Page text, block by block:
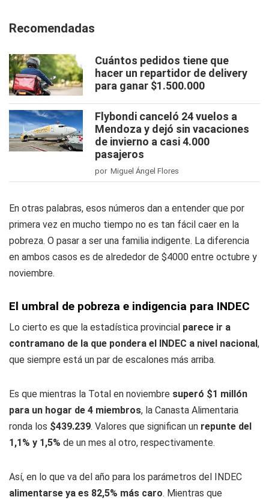
Recomendadas
Cuántos pedidos tiene que
hacer un repartidor de delivery
para ganar $1.500.000
Flybondi canceló 24 vuelos a
Mendoza y dejó sin vacaciones
de invierno a casi 4.000
pasajeros
por Miguel Ángel Flores
En otras palabras, esos números dan a entender que por
primera vez en mucho tiempo no es tan fácil caer en la
pobreza. O pasar a ser una familia indigente. La diferencia
en ambos casos es de alrededor de $4000 entre octubre y
noviembre.
El umbral de pobreza e indigencia para INDEC
Lo cierto es que la estadística provincial parece ir a
contramano de la que pondera el INDEC a nivel nacional,
que siempre está un par de escalones más arriba.
Es que mientras la Total en noviembre superó $1 millón
para un hogar de 4 miembros, la Canasta Alimentaria
ronda los $439.239. Valores que significan un repunte del
1,1% y 1,5% de un mes al otro, respectivamente.
Así, en lo que va del año para los parámetros del INDEC
alimentarse ya es 82,5% más caro. Mientras que